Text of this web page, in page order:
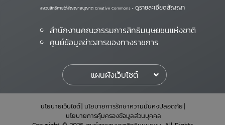
สงวนสิทธิ์ภายใต้สัญญาอนุญาต Creative Commons • ดูรายละเอียดสัญญา
สำนักงานคณะกรรมการสิทธิมนุษยชนแห่งชาติ
ศูนย์ข้อมูลข่าวสารของทางราชการ
แผนผังเว็บไซต์
นโยบายเว็บไซต์ นโยบายการรักษาความมั่นคงปลอดภัย
นโยบายการคุ้มครองข้อมูลส่วนบุคคล